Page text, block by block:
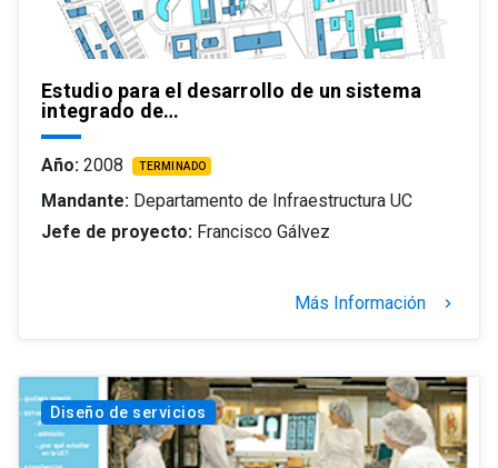
Estudio para el desarrollo de un sistema
integrado de…
Año: 2008 TERMINADO
Mandante: Departamento de Infraestructura UC
Jefe de proyecto: Francisco Gálvez
Más Información keyboard_arrow_right
Diseño de servicios